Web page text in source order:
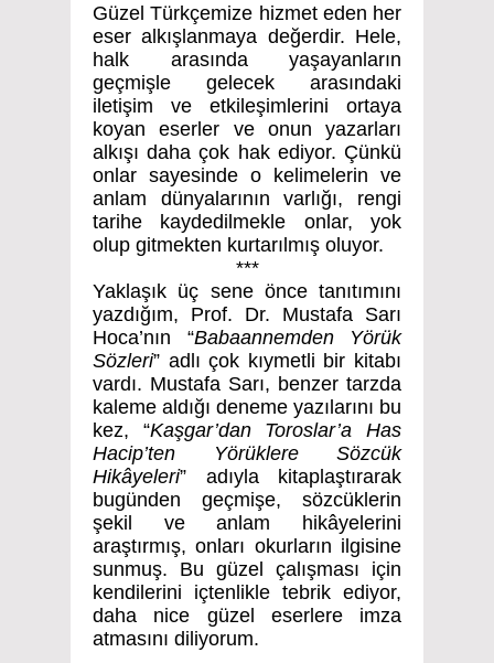
Güzel Türkçemize hizmet eden her
eser alkışlanmaya değerdir. Hele,
halk arasında yaşayanların
geçmişle gelecek arasındaki
iletişim ve etkileşimlerini ortaya
koyan eserler ve onun yazarları
alkışı daha çok hak ediyor. Çünkü
onlar sayesinde o kelimelerin ve
anlam dünyalarının varlığı, rengi
tarihe kaydedilmekle onlar, yok
olup gitmekten kurtarılmış oluyor.
***
Yaklaşık üç sene önce tanıtımını
yazdığım, Prof. Dr. Mustafa Sarı
Hoca’nın “Babaannemden Yörük
Sözleri” adlı çok kıymetli bir kitabı
vardı. Mustafa Sarı, benzer tarzda
kaleme aldığı deneme yazılarını bu
kez, “Kaşgar’dan Toroslar’a Has
Hacip’ten Yörüklere Sözcük
Hikâyeleri” adıyla kitaplaştırarak
bugünden geçmişe, sözcüklerin
şekil ve anlam hikâyelerini
araştırmış, onları okurların ilgisine
sunmuş. Bu güzel çalışması için
kendilerini içtenlikle tebrik ediyor,
daha nice güzel eserlere imza
atmasını diliyorum.